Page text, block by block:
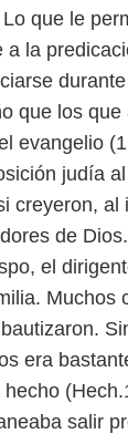
que le
a la
que los que
evangelio
judía
creyeron, al
de
el
Muchos
era
salir